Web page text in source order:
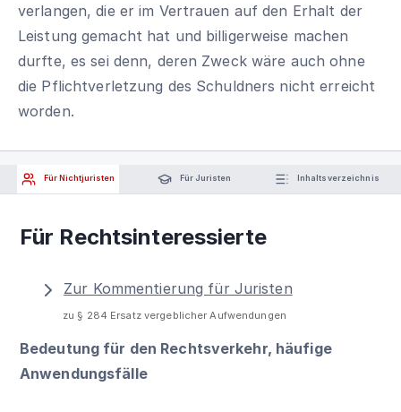
verlangen, die er im Vertrauen auf den Erhalt der
Leistung gemacht hat und billigerweise machen
durfte, es sei denn, deren Zweck wäre auch ohne
die Pflichtverletzung des Schuldners nicht erreicht
worden.
Für Nichtjuristen Für Juristen Inhaltsverzeichnis
Für Rechtsinteressierte
Zur Kommentierung für Juristen
zu § 284 Ersatz vergeblicher Aufwendungen
Bedeutung für den Rechtsverkehr, häufige
Anwendungsfälle